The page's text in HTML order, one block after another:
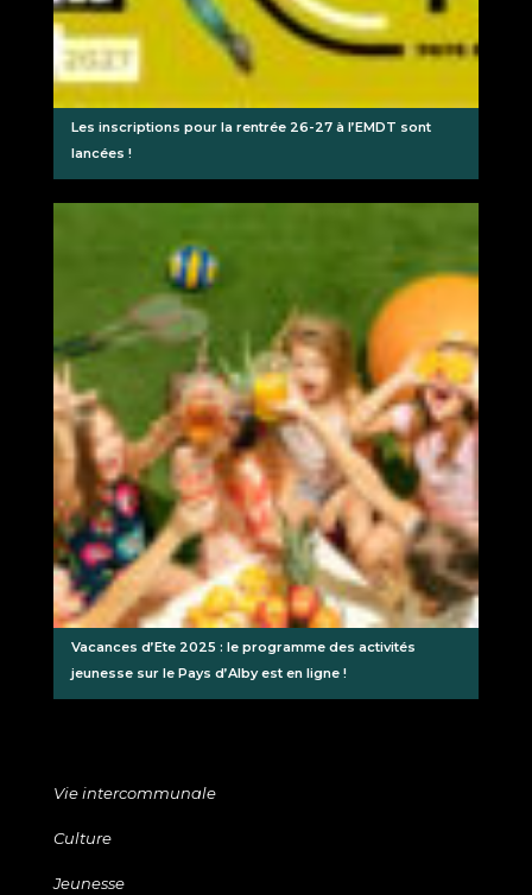
Les inscriptions pour la rentrée 26-27 à l’EMDT sont
lancées !
Vacances d’Ete 2025 : le programme des activités
jeunesse sur le Pays d’Alby est en ligne !
Vie intercommunale
Culture
Jeunesse